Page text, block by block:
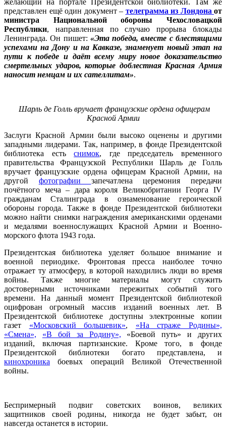
представлен ещё один документ – телеграмма из Лондона от
министра Национальной обороны Чехословацкой
Республики, направленная по случаю прорыва блокады
Ленинграда. Он пишет: «Эта победа, вместе с блестящими
успехами на Дону и на Кавказе, знаменует новый этап на
пути к победе и даёт всему миру новое доказательство
смертельных ударов, которые доблестная Красная Армия
наносит немцам и их сателлитам».
Шарль де Голль вручает французские ордена офицерам
Красной Армии
Заслуги Красной Армии были высоко оценены и другими
западными лидерами. Так, например, в фонде Президентской
библиотека естьснимок, где председатель временного
правительства Французской Республики Шарль де Голль
вручает французские ордена офицерам Красной Армии, на
другой фотографии запечатлена церемония передачи
почётного меча – дара короля Великобритании Георга IV
гражданам Сталинграда в ознаменование героической
обороны города. Также в фонде Президентской библиотеки
можно найти снимки награждения американскими орденами
и медалями военнослужащих Красной Армии и Военно-
морского флота 1943 года.
Президентская библиотека уделяет большое внимание и
военной периодике. Фронтовая пресса наиболее точно
отражает ту атмосферу, в которой находились люди во время
войны. Также многие материалы могут служить
достоверными источниками пережитых событий того
времени. На данный момент Президентской библиотекой
оцифрован огромный массив изданий военных лет. В
Президентской библиотеке доступны электронные копии
газет «Московский большевик», «На страже Родины»,
«Смена»,
«В бой за Родину», «Боевой путь» и других
изданий, включая партизанские. Кроме того, в фонде
Президентской библиотеки богато представлена, и
кинохроника боевых операций Великой Отечественной
войны.
Беспримерный подвиг советских воинов, великих
защитников своей родины, никогда не будет забыт, он
навсегда останется в истории.